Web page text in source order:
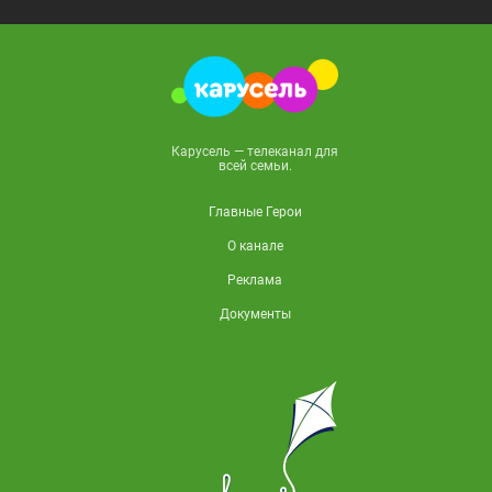
Карусель — телеканал для
всей семьи.
Главные Герои
О канале
Реклама
Документы